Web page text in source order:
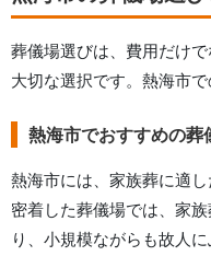
葬儀場選びは、費用だけ
大切な選択です。 熱海市
熱海市でおすすめの葬
熱海市には、家族葬に適
密着した葬儀場では、家
り、小規模ながらも故人